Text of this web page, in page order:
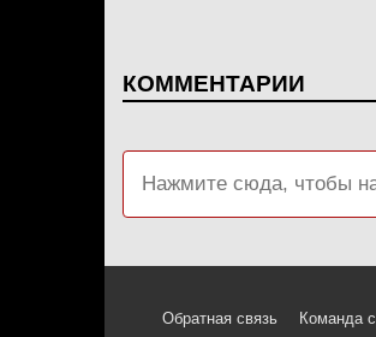
КОММЕНТАРИИ
Обратная связь Команда